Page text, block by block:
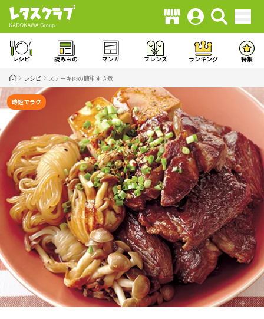
レシピ 読みもの マンガ フレンズ ランキング 特集
レシピ ステーキ肉の簡単すき煮
時短でラク